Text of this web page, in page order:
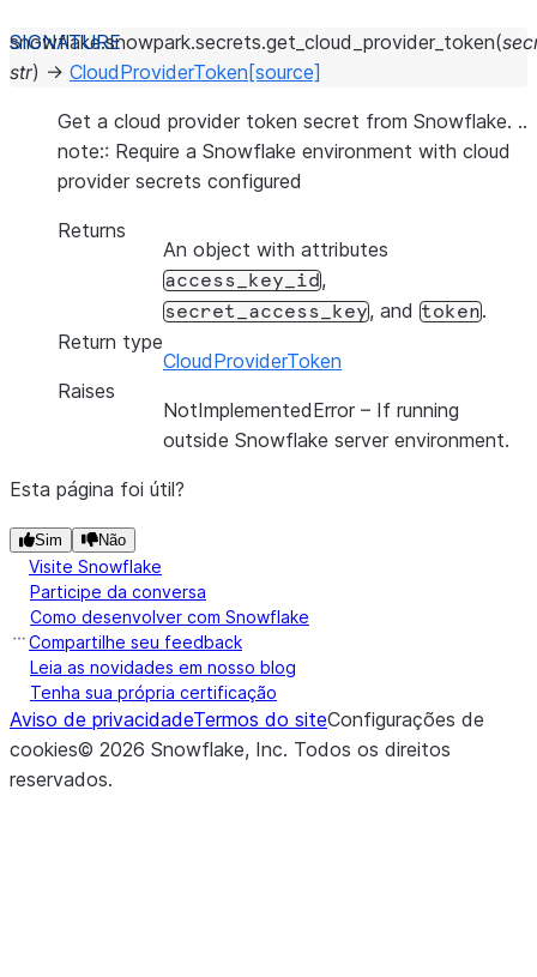
snowflake.snowpark.secrets.get_cloud_provider_token(
str) → CloudProviderToken [source]
Get a cloud provider token secret from Snowflake. ..
note:: Require a Snowflake environment with cloud
provider secrets configured
Returns
An object with attributes
access_key_id,
secret_access_key, and token.
Return type
CloudProviderToken
Raises
NotImplementedError – If running
outside Snowflake server environment.
Esta página foi útil?
Sim Não
Visite Snowflake
Participe da conversa
Como desenvolver com Snowflake
Compartilhe seu feedback
Leia as novidades em nosso blog
Tenha sua própria certificação
Aviso de privacidadeTermos do siteConfigurações de
cookies© 2026 Snowflake, Inc. Todos os direitos
reservados.